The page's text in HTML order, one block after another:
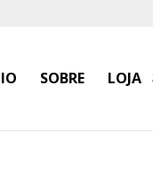
SOBRE LOJA